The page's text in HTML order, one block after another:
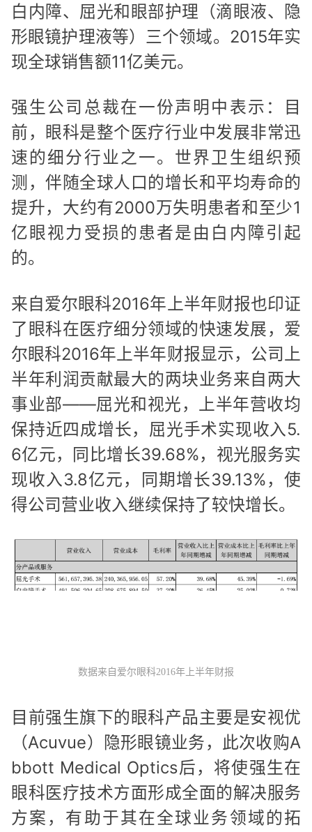
白内障、屈光和眼部护理（滴眼液、隐
形眼镜护理液等）三个领域。2015年实
现全球销售额11亿美元。
强生公司总裁在一份声明中表示：目
前，眼科是整个医疗行业中发展非常迅
速的细分行业之一。世界卫生组织预
测，伴随全球人口的增长和平均寿命的
提升，大约有2000万失明患者和至少1
亿眼视力受损的患者是由白内障引起
的。
来自爱尔眼科2016年上半年财报也印证
了眼科在医疗细分领域的快速发展，爱
尔眼科2016年上半年财报显示，公司上
半年利润贡献最大的两块业务来自两大
事业部——屈光和视光，上半年营收均
保持近四成增长，屈光手术实现收入5.
6亿元，同比增长39.68%，视光服务实
现收入3.8亿元，同期增长39.13%，使
得公司营业收入继续保持了较快增长。
数据来自爱尔眼科2016年上半年财报
目前强生旗下的眼科产品主要是安视优
（Acuvue）隐形眼镜业务，此次收购A
bbott Medical Optics后，将使强生在
眼科医疗技术方面形成全面的解决服务
方案，有助于其在全球业务领域的拓